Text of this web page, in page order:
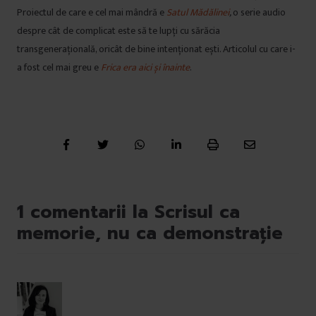
Proiectul de care e cel mai mândră eSatul Mădălinei,o serie audio
despre cât de complicat este să te lupți cu sărăcia
transgenerațională, oricât de bine intenționat ești. Articolul cu care i-
a fost cel mai greu eFrica era aici și înainte.
1 comentarii la Scrisul ca
memorie, nu ca demonstrație